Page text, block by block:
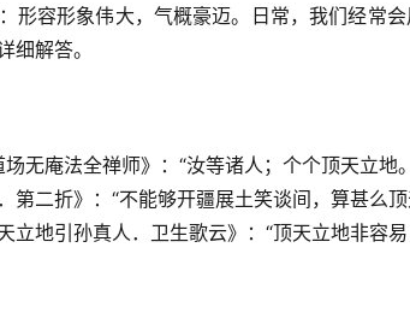
形容形象伟大，气概豪迈。日常，我们经常
细解答。
场无庵法全禅师》：“汝等诸人；个个顶天立地
第二折》：“不能够开疆展土笑谈间，算甚么
立地引孙真人．卫生歌云》：“顶天立地非容